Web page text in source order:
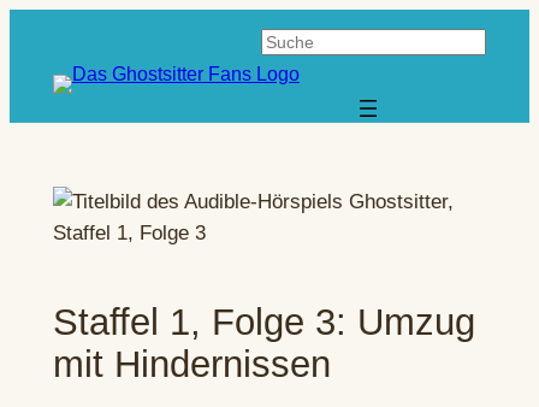
springen
Suchen
Staffel 1, Folge 3: Umzug
mit Hindernissen